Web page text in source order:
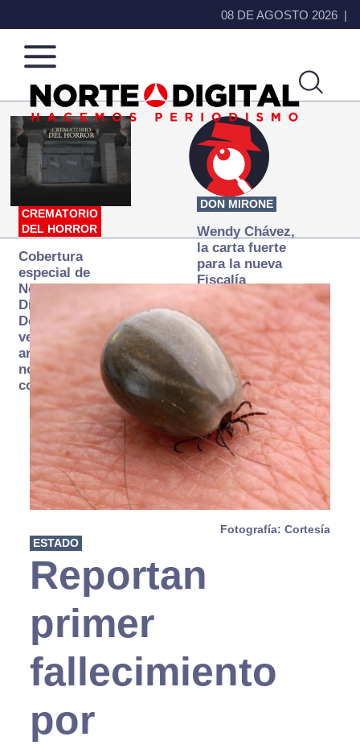
08 DE AGOSTO 2026
Norte
de
Ciudad
Más
que
noticias,
hacemos periodismo
CREMATORIO
DEL HORROR
Cobertura
especial de
Norte
Digital:
Donde la
verdad
arde… pero
no se
consume
DON MIRONE
Wendy Chávez,
la carta fuerte
para la nueva
Fiscalía
autónoma
Fotografía: Cortesía
ESTADO
Reportan
primer
fallecimiento
por